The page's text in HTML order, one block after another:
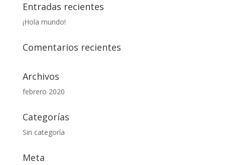
Entradas recientes
¡Hola mundo!
Comentarios recientes
Archivos
febrero 2020
Categorías
Sin categoría
Meta